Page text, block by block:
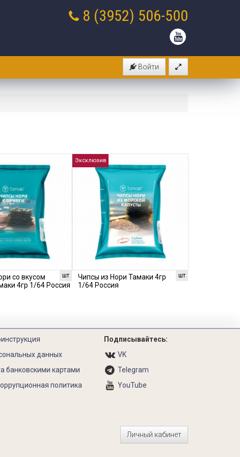
8 (3952) 506-500
Войти
шт
со вкусом
4гр 1/64 Россия
Эксклюзив
шт
Чипсы из Нори Тамаки 4гр
1/64 Россия
данных
банковскими картами
политика
Подписывайтесь:
VK
Telegram
YouTube
Личный кабинет